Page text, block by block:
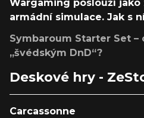
Wargaming poslouží jako
armádní simulace. Jak s
Symbaroum Starter Set –
„švédským DnD“?
Deskové hry -
Carcassonne